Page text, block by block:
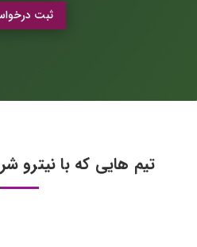
ثبت
تیم هایی که با نیترو